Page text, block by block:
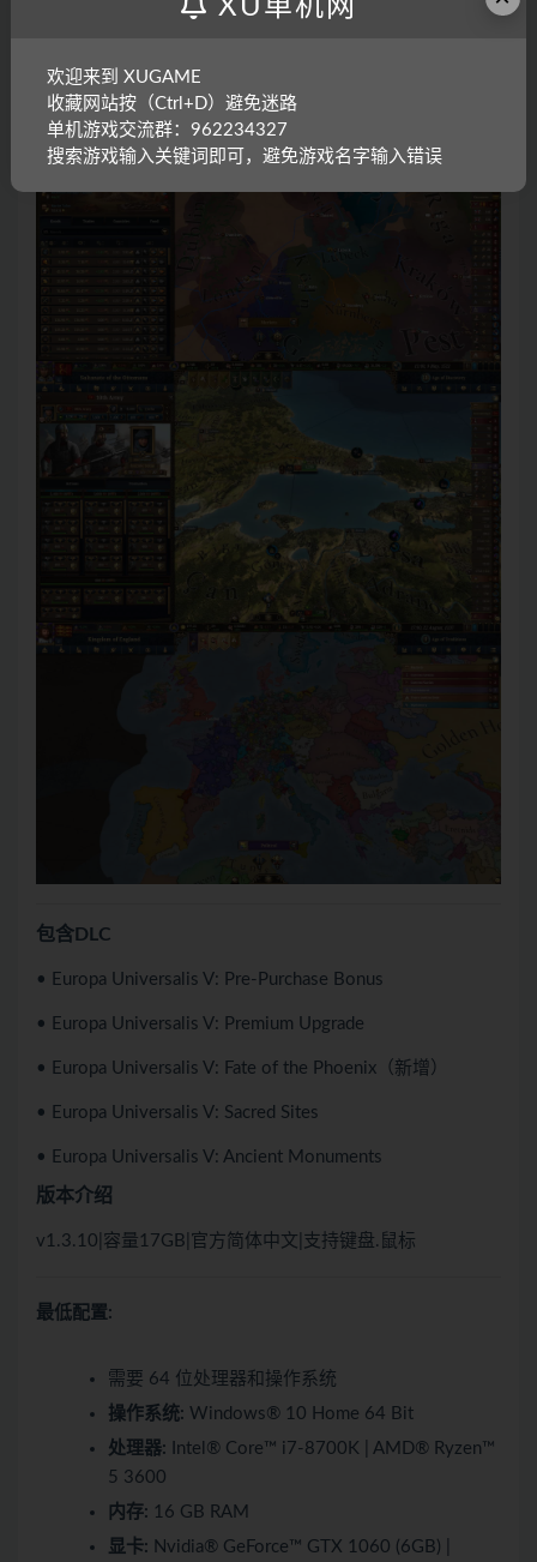
包含DLC
• Europa Universalis V: Pre-Purchase Bonus
• Europa Universalis V: Premium Upgrade
• Europa Universalis V: Fate of the Phoenix（新增）
• Europa Universalis V: Sacred Sites
• Europa Universalis V: Ancient Monuments
版本介绍
v1.3.10|容量17GB|官方简体中文|支持键盘.鼠标
最低配置:
需要 64 位处理器和操作系统
操作系统: Windows® 10 Home 64 Bit
处理器: Intel® Core™ i7-8700K | AMD® Ryzen™
5 3600
内存: 16 GB RAM
显卡: Nvidia® GeForce™ GTX 1060 (6GB) |
XU单机网
欢迎来到 XUGAME
收藏网站按（Ctrl+D）避免迷路
单机游戏交流群：962234327
搜索游戏输入关键词即可，避免游戏名字输入错误